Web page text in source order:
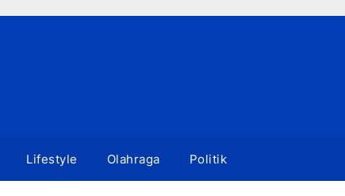
Lifestyle Olahraga Politik